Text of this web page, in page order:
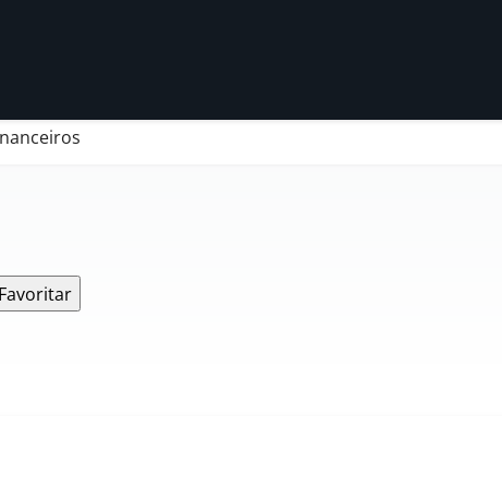
Favoritar